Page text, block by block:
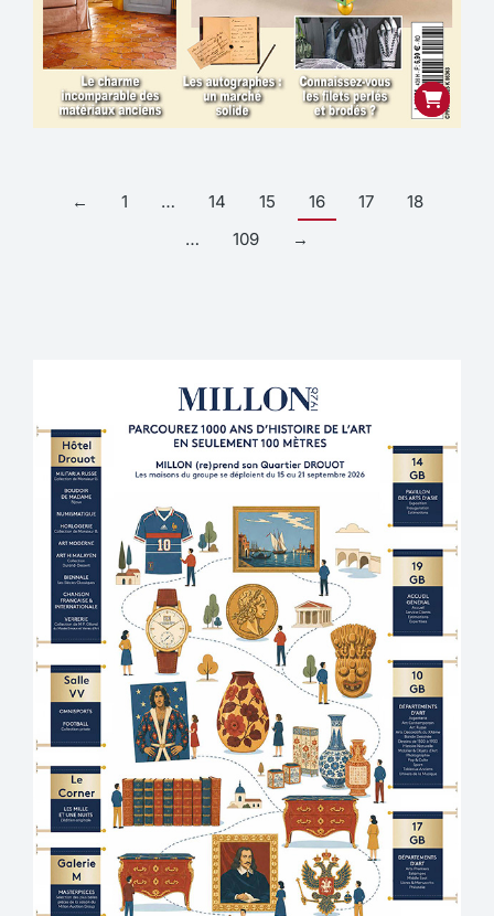
← 1 … 14 15 16 17
18
…
109 →